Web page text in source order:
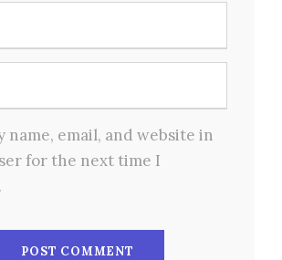
name, email, and website in
for the next time I